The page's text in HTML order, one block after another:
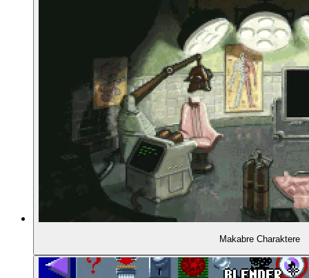
- Die deutsche Version
- Christian Weikert über die Übersetzung des
01:32:12 ENTSTEHUNGSGESCHICHTE
01:32:36 - Unsere Gesprächspartner: Charles Cecil und
- Charles Cecils frühe Textadventures
- Tony Warriners erstes Spiel: Obsidian
01:35:02 - Portierungsstudio Paragon Programming
Makabre Charaktere